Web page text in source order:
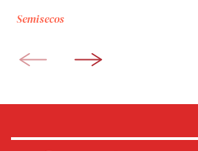
Semisecos